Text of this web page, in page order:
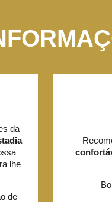
da
lhe
de